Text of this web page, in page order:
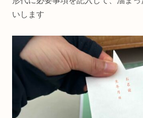
いします